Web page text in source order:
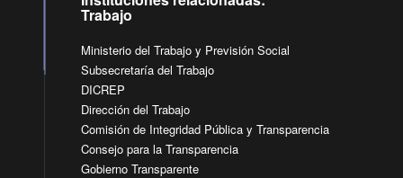
Trabajo
Ministerio del Trabajo y Previsión Social
Subsecretaría del Trabajo
DICREP
Dirección del Trabajo
Comisión de Integridad Pública y Transparencia
Consejo para la Transparencia
Gobierno Transparente